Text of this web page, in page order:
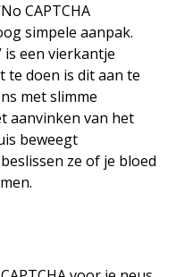
CAPTCHA
simpele aanpak.
is een vierkantje
te doen is dit aan te
met slimme
aanvinken van het
beweegt
ze of je bloed